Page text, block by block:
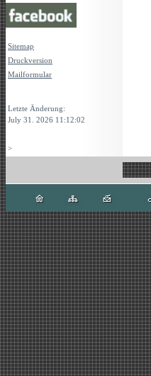
Sitemap
Druckversion
Mailformular
Letzte Änderung:
July 31. 2026 11:12:02
>